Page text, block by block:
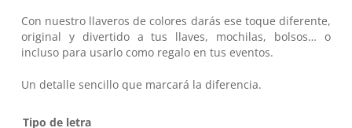
Con nuestro llaveros de colores darás ese toque diferente,
original y divertido a tus llaves, mochilas, bolsos… o
incluso para usarlo como regalo en tus eventos.
Un detalle sencillo que marcará la diferencia.
Tipo de letra